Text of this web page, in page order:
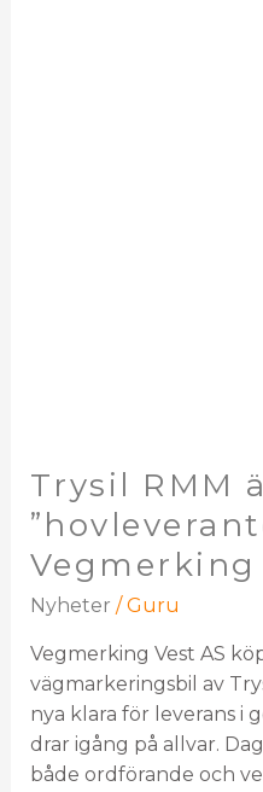
Trysil RMM
Vegmerking
Nyheter /Guru
Vegmerking Vest AS
vägmarkeringsbil av
nya klara för leverans i
drar igång på allvar.
både ordförande och